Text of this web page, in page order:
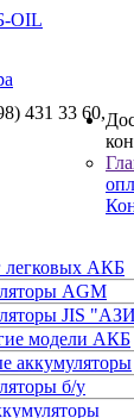
431 33 60,
легковых АКБ
AGM
JIS
модели АКБ
аккумуляторы
б/у